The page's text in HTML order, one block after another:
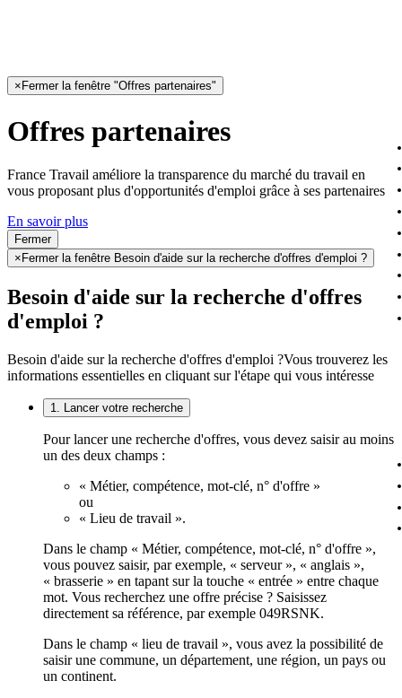
× Fermer la fenêtre "Offres partenaires"
Offres partenaires
France Travail améliore la transparence du marché du travail en
vous proposant plus d'opportunités d'emploi grâce à ses partenaires
En savoir plus
Fermer
× Fermer la fenêtre Besoin d'aide sur la recherche d'offres d'emploi ?
Besoin d'aide sur la recherche d'offres
d'emploi ?
Besoin d'aide sur la recherche d'offres d'emploi ?Vous trouverez les
informations essentielles en cliquant sur l'étape qui vous intéresse
1. Lancer votre recherche
Pour lancer une recherche d'offres, vous devez saisir au moins
un des deux champs :
« Métier, compétence, mot-clé, n° d'offre »
ou
« Lieu de travail ».
Dans le champ « Métier, compétence, mot-clé, n° d'offre »,
vous pouvez saisir, par exemple, « serveur », « anglais »,
« brasserie » en tapant sur la touche « entrée » entre chaque
mot. Vous recherchez une offre précise ? Saisissez
directement sa référence, par exemple 049RSNK.
Dans le champ « lieu de travail », vous avez la possibilité de
saisir une commune, un département, une région, un pays ou
un continent.